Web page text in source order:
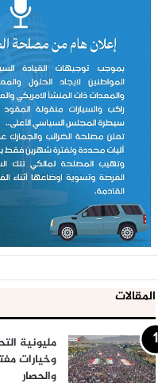
المقالات
مليونية
وخيارات
والحصار